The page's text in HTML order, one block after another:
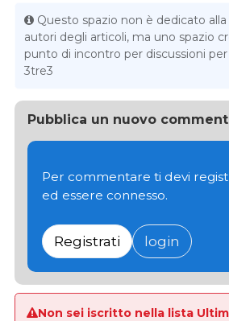
Questo spazio non è dedicato
autori degli articoli, ma uno spazio
punto di incontro per discussioni
3tre3
Pubblica un nuovo
Per commentare ti devi
ed essere connesso.
Registrati login
Non sei iscritto nella lista